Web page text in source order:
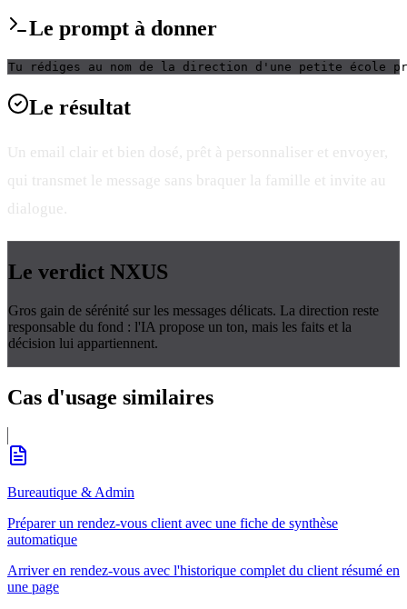
Le prompt à donner
Tu rédiges au nom de la direction d'une petite école
Le résultat
Un email clair et bien dosé, prêt à personnaliser et envoyer,
qui transmet le message sans braquer la famille et invite au
dialogue.
Le verdict NXUS
Gros gain de sérénité sur les messages délicats. La direction reste
responsable du fond : l'IA propose un ton, mais les faits et la
décision lui appartiennent.
Cas d'usage similaires
Bureautique & Admin
Préparer un rendez-vous client avec une fiche de synthèse
automatique
Arriver en rendez-vous avec l'historique complet du client résumé en
une page